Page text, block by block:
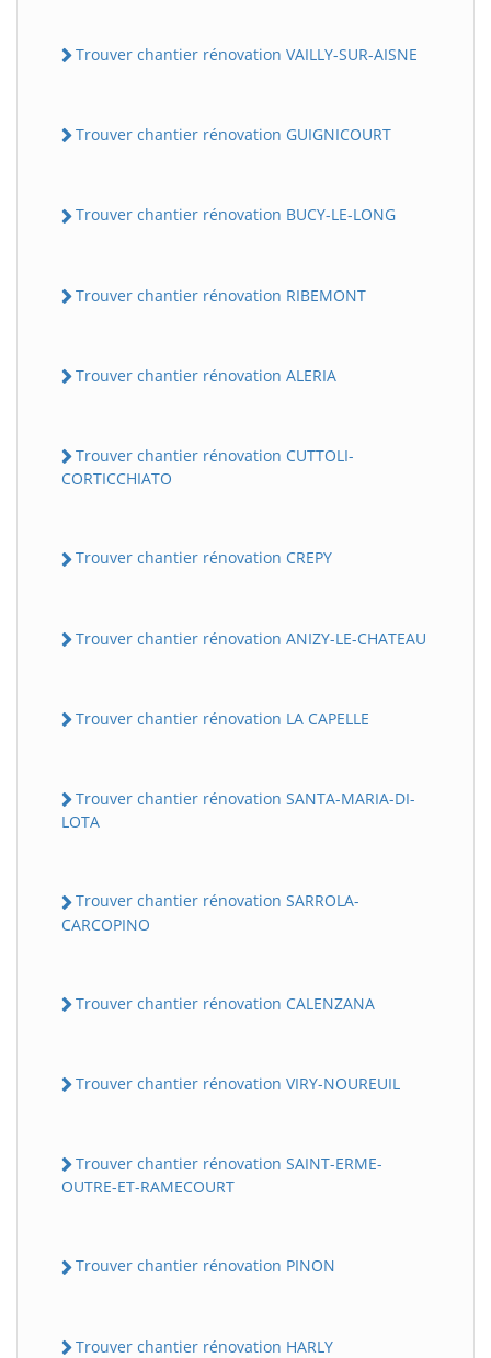
Trouver chantier rénovation VAILLY-SUR-AISNE
Trouver chantier rénovation GUIGNICOURT
Trouver chantier rénovation BUCY-LE-LONG
Trouver chantier rénovation RIBEMONT
Trouver chantier rénovation ALERIA
Trouver chantier rénovation CUTTOLI-
CORTICCHIATO
Trouver chantier rénovation CREPY
Trouver chantier rénovation ANIZY-LE-CHATEAU
Trouver chantier rénovation LA CAPELLE
Trouver chantier rénovation SANTA-MARIA-DI-
LOTA
Trouver chantier rénovation SARROLA-
CARCOPINO
Trouver chantier rénovation CALENZANA
Trouver chantier rénovation VIRY-NOUREUIL
Trouver chantier rénovation SAINT-ERME-
OUTRE-ET-RAMECOURT
Trouver chantier rénovation PINON
Trouver chantier rénovation HARLY